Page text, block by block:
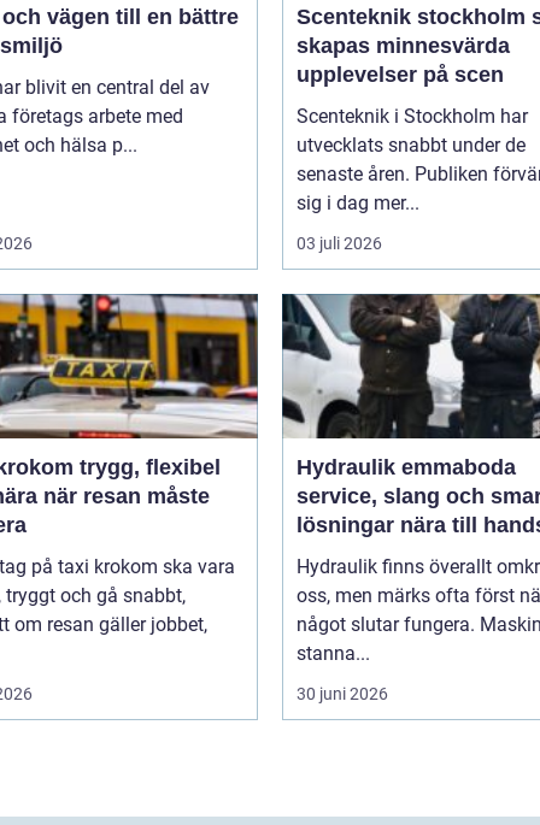
vägen till en bättre
blivit en central del av
företags arbete med
och hälsa p...
Scenteknik stockholm så
skapas minnesvärda
upplevelser på scen
Scenteknik i Stockholm har
utvecklats snabbt under de
senaste åren. Publiken
sig i dag mer...
03 juli 2026
trygg, flexibel
när resan måste
på taxi krokom ska vara
tryggt och gå snabbt,
om resan gäller jobbet,
Hydraulik emmaboda
service, slang och
lösningar nära till
Hydraulik finns överallt
oss, men märks ofta först
något slutar fungera.
stanna...
30 juni 2026